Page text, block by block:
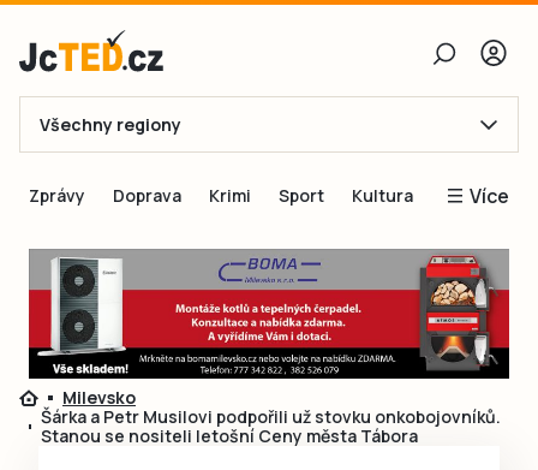
E-mail
Obnovit heslo
Přihlásit se
Ještě nemám účet, chci se
Všechny regiony
Zprávy Doprava Krimi Sport Kultura Více
Blogy
Inspirace
Čtenáři píší
Speciální přílohy
Milevsko
Šárka a Petr Musilovi podpořili už stovku onkobojovníků.
Stanou se nositeli letošní Ceny města Tábora